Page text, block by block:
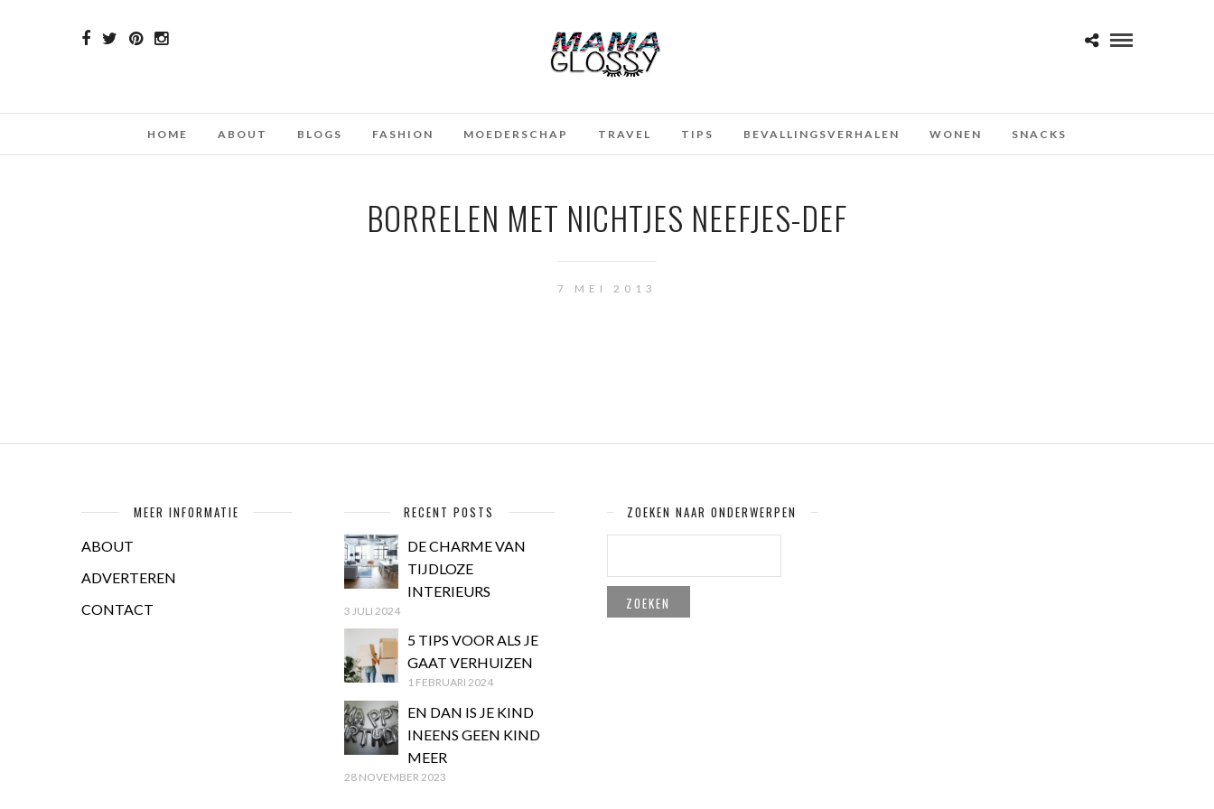
HOME ABOUT BLOGS FASHION MOEDERSCHAP TRAVEL TIPS BEVALLINGSVERHALEN WONEN SNACKS
BORRELEN MET NICHTJES NEEFJES-DEF
7 MEI 2013
MEER INFORMATIE
ABOUT
ADVERTEREN
CONTACT
RECENT POSTS
DE CHARME VAN
TIJDLOZE
INTERIEURS
3 JULI 2024
5 TIPS VOOR ALS JE
GAAT VERHUIZEN
1 FEBRUARI 2024
EN DAN IS JE KIND
INEENS GEEN KIND
MEER
28 NOVEMBER 2023
ZOEKEN NAAR ONDERWERPEN